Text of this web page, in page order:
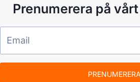
Prenumerera på
PRENUMERERA